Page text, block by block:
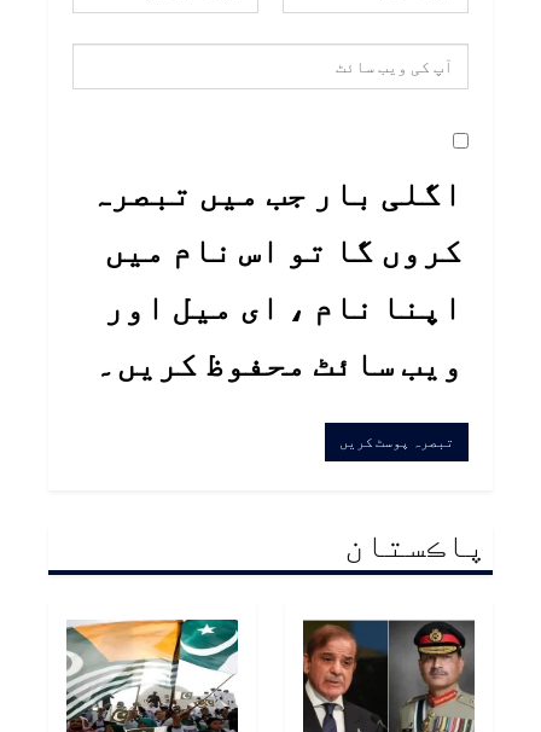
اگلی بار جب میں تبصرہ
کروں گا تو اس نام میں
اپنا نام ، ای میل اور
ویب سائٹ محفوظ کریں۔
پاڪستان